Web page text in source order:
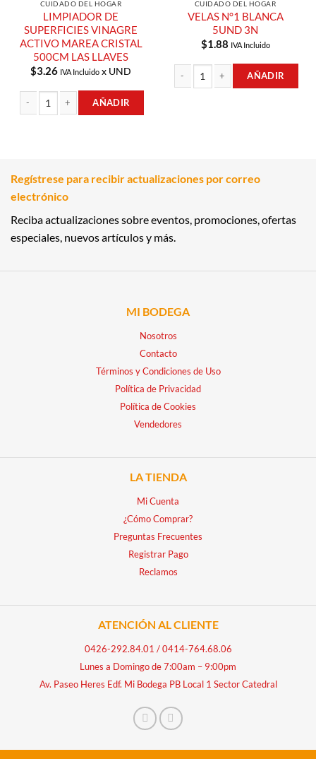
CUIDADO DEL HOGAR
LIMPIADOR DE
SUPERFICIES VINAGRE
ACTIVO MAREA CRISTAL
500CM LAS LLAVES
$3.26 IVA Incluido x UND
AÑADIR
CUIDADO DEL HOGAR
VELAS N°1 BLANCA
5UND 3N
$1.88 IVA Incluido
AÑADIR
Regístrese para recibir actualizaciones por correo
electrónico
Reciba actualizaciones sobre eventos, promociones, ofertas
especiales, nuevos artículos y más.
MI BODEGA
Nosotros
Contacto
Términos y Condiciones de Uso
Política de Privacidad
Política de Cookies
Vendedores
LA TIENDA
Mi Cuenta
¿Cómo Comprar?
Preguntas Frecuentes
Registrar Pago
Reclamos
ATENCIÓN AL CLIENTE
0426-292.84.01 /0414-764.68.06
Lunes a Domingo de 7:00am – 9:00pm
Av. Paseo Heres Edf. Mi Bodega PB Local 1 Sector Catedral